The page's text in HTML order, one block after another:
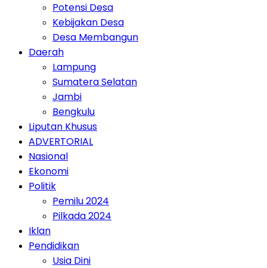
Potensi Desa
Kebijakan Desa
Desa Membangun
Daerah
Lampung
Sumatera Selatan
Jambi
Bengkulu
Liputan Khusus
ADVERTORIAL
Nasional
Ekonomi
Politik
Pemilu 2024
Pilkada 2024
Iklan
Pendidikan
Usia Dini